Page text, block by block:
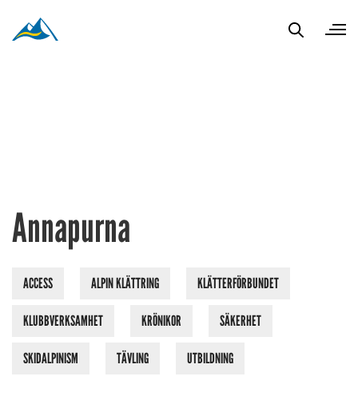
Annapurna
ACCESS ALPIN KLÄTTRING KLÄTTERFÖRBUNDET
KLUBBVERKSAMHET KRÖNIKOR SÄKERHET
SKIDALPINISM TÄVLING UTBILDNING